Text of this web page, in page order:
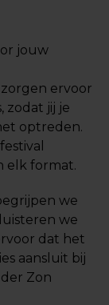
jouw
ervoor
zodat jij je
optreden.
elk format.
we
we
dat het
aansluit bij
Zon